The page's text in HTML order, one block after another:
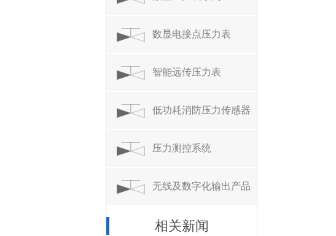
数显电接点压力表
智能远传压力表
低功耗消防压力传感器
压力测控系统
无线及数字化输出产品
相关新闻